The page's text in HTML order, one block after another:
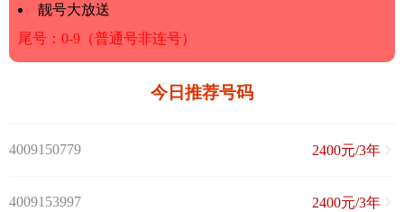
靓号大放送
尾号：0-9（普通号非连号）
今日推荐号码
4009150779 2400元/3年
4009153997 2400元/3年